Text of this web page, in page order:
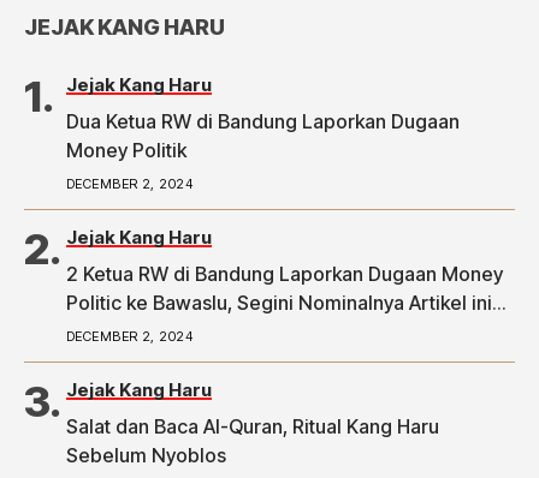
JEJAK KANG HARU
Jejak Kang Haru
Dua Ketua RW di Bandung Laporkan Dugaan
Money Politik
DECEMBER 2, 2024
Jejak Kang Haru
2 Ketua RW di Bandung Laporkan Dugaan Money
Politic ke Bawaslu, Segini Nominalnya Artikel ini
telah tayang di Tribunpriangan.com dengan judul
2 Ketua RW di Bandung Laporkan Dugaan Money
Politic ke Bawaslu, Segini Nominalnya,
https://priangan.tribunnews.com/2024/11/30/2-
ketua-rw-di-bandung-laporkan-dugaan-money-
DECEMBER 2, 2024
Jejak Kang Haru
Salat dan Baca Al-Quran, Ritual Kang Haru
Sebelum Nyoblos